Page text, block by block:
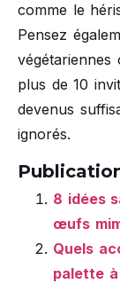
comme le
Pensez
végétariennes
plus de 10
devenus
ignorés.
8 idées
œufs
Quels
palette